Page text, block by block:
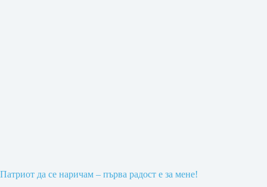
Патриот да се наричам – първа радост е за мене!